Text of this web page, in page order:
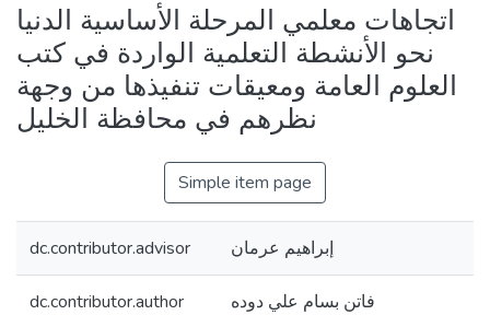
اتجاهات معلمي المرحلة الأساسية الدنيا
نحو الأنشطة التعلمية الواردة في كتب
العلوم العامة ومعيقات تنفيذها من وجهة
نظرهم في محافظة الخليل
Simple item page
dc.contributor.advisor إبراهيم عرمان
dc.contributor.author فاتن بسام علي دوده